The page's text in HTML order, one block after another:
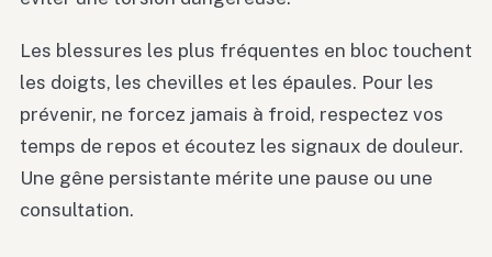
Les blessures les plus fréquentes en bloc touchent
les doigts, les chevilles et les épaules. Pour les
prévenir, ne forcez jamais à froid, respectez vos
temps de repos et écoutez les signaux de douleur.
Une gêne persistante mérite une pause ou une
consultation.